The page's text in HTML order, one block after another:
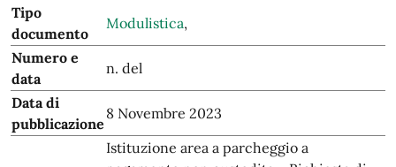
Tipo
documento
Modulistica,
Numero e
data
n. del
Data di
pubblicazione
8 Novembre 2023
Istituzione area a parcheggio a